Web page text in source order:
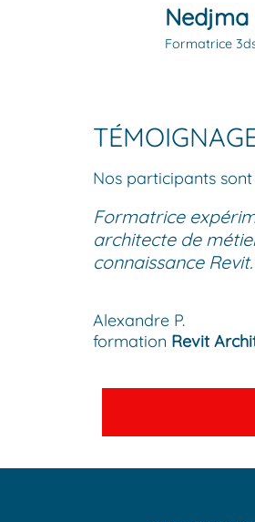
Nedjma
Formatrice
Nos participants
Formatrice
architecte de
connaissance Revit.
Alexandre P.
formation Revit